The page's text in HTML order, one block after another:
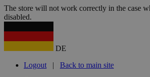
The store will not work correctly in the case
disabled.
DE
Logout | Back to main site